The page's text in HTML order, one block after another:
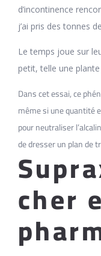
d’incontinence
j’ai pris des tonnes
Le temps joue sur
petit, telle une
Dans cet essai, ce
même si une quantité
pour neutraliser
de dresser un plan de
cher